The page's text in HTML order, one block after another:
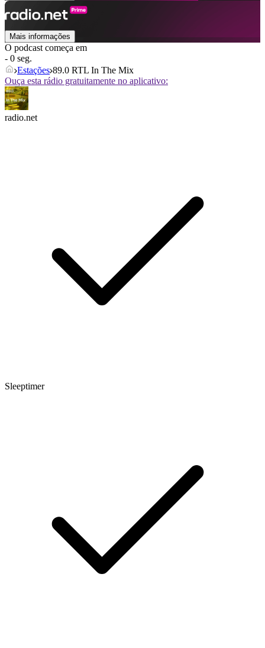
Mais informações
O podcast começa em
- 0 seg.
Estações 89.0 RTL In The Mix
Ouça esta rádio gratuitamente no aplicativo:
radio.net
Sleeptimer